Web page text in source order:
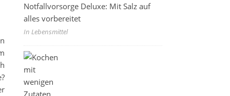
Notfallvorsorge Deluxe: Mit Salz auf
alles vorbereitet
In Lebensmittel